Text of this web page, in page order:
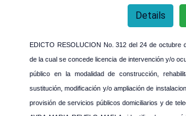
Details
EDICTO RESOLUCION No. 312 del 24 de octubre
de la cual se concede licencia de intervención y/o
público en la modalidad de construcción,
sustitución, modificación y/o ampliación de
provisión de servicios públicos domiciliarios y de